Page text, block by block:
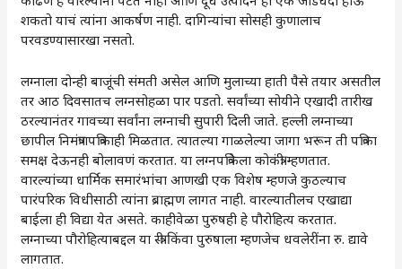
शकतो याचं त्यांना आकर्षण नाही. दागिन्यांचा सोसही कुणालाच
परवडण्यासारखा नसतो.
लग्नाला दोन्ही बाजूंची संमती असेल आणि मुलाच्या हाती पैसे तयार असतील
तर आठ दिवसातच लग्नसोहळा पार पडतो. सर्वांच्या सोयीने एखादी तारीख
ठरल्यानंतर गावच्या सर्वांना लग्नाची सुपारी दिली जाते. हल्ली लग्नाच्या
छापील निमंत्रणपत्रिकाही मिळतात. त्यातल्या गाळलेल्या जागा भरून ती पत्रिका
समक्ष देऊनही बोलावणं करतात. या लग्नपत्रिकेला कोकंत्री म्हणतात.
वारल्यांच्या धार्मिक समारंभांचा आणखी एक विशेष म्हणजे कुठल्याच
पारंपरिक विधीसाठी त्यांना ब्राह्मण लागत नाही. वारल्यातीलच एखाद्या
बाईला ही विद्या येत असते. काहीवेळा पुरुषही हे पौरोहित्य करतात.
लग्नाच्या पौरोहित्याबद्दल या स्त्री किंवा पुरुषाला म्हणजेच धवलेरींना रु. द्यावे
लागतात.